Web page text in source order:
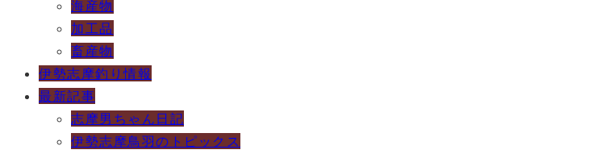
海産物
加工品
畜産物
伊勢志摩釣り情報
最新記事
志摩男ちゃん日記
伊勢志摩鳥羽のトピックス